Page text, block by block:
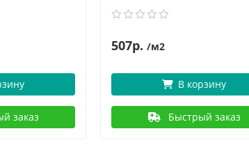
заказ
507р. /м2
В корзину
Быстрый заказ